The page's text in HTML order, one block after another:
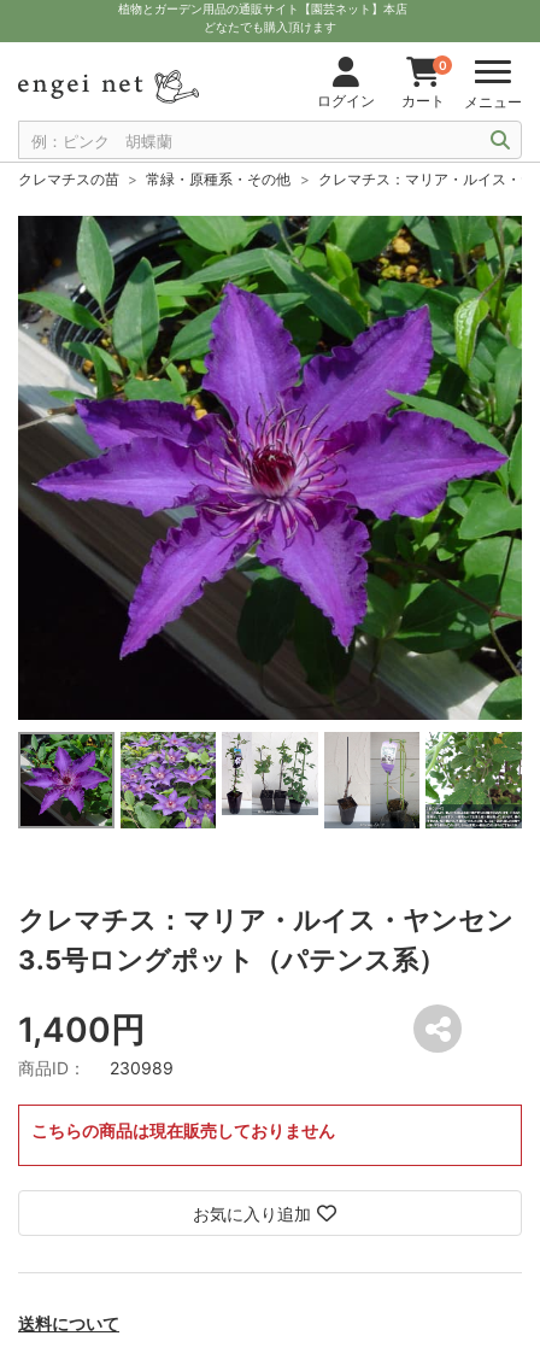
植物とガーデン用品の通販サイト【園芸ネット】本店
どなたでも購入頂けます
ログイン
0
カート メニュー
クレマチスの苗 常緑・原種系・その他 クレマチス：マリア・ルイス・
クレマチス：マリア・ルイス・ヤンセン
3.5号ロングポット（パテンス系）
1,400円
商品ID： 230989
こちらの商品は現在販売しておりません
お気に入り追加
送料について